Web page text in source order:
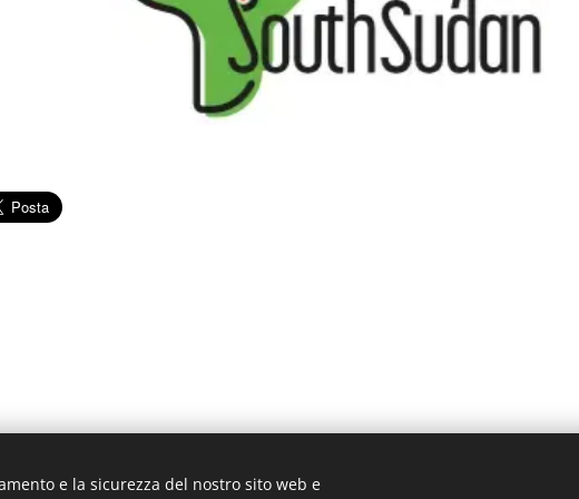
-00193 ROMA
e la sicurezza del nostro sito web e